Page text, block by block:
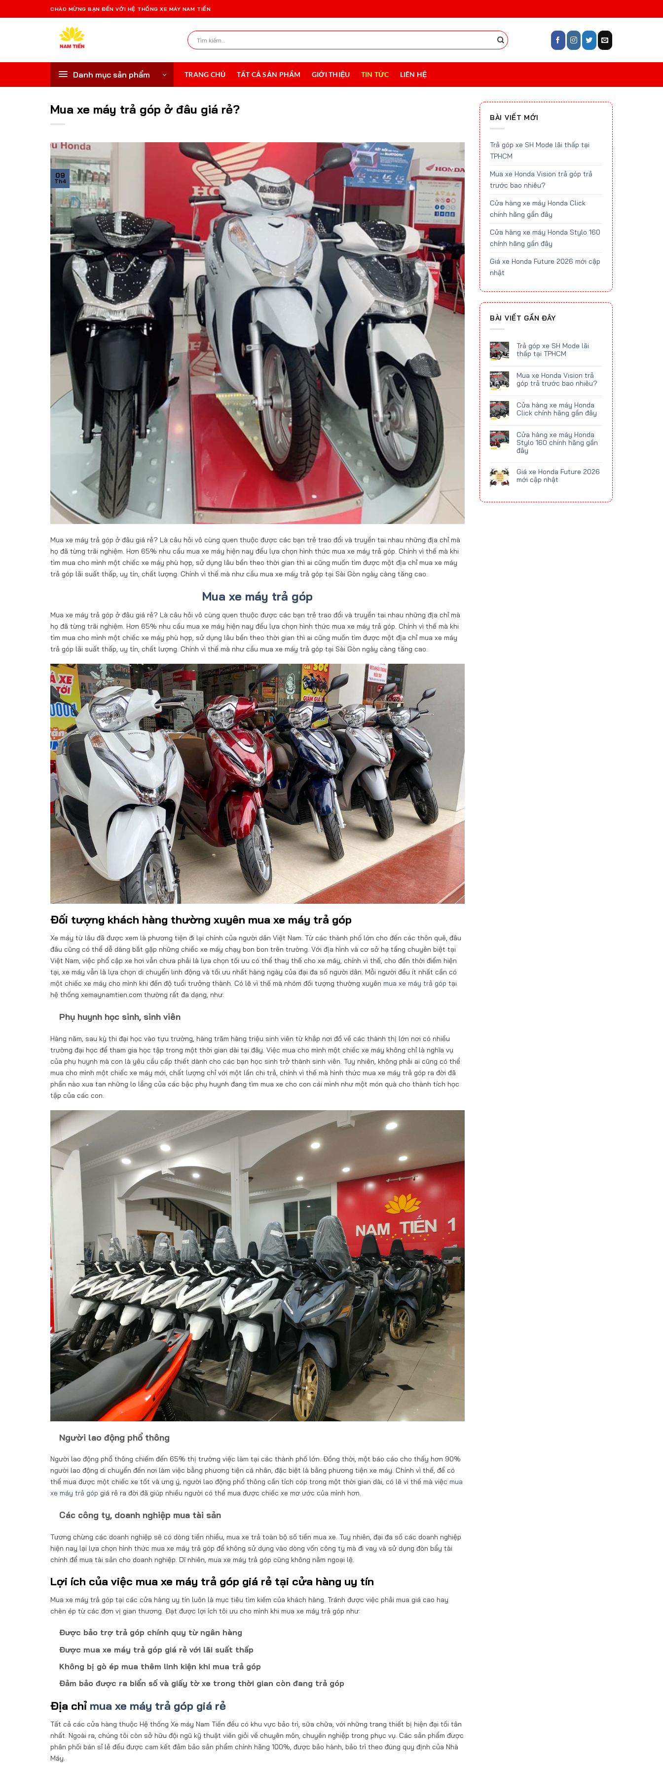
qua
CHÀO MỪNG BẠN ĐẾN VỚI HỆ THỐNG XE MÁY NAM TIẾN
Tìm
kiếm:
Danh mục sản phẩm TRANG CHỦ TẤT CẢ SẢN PHẨM GIỚI THIỆU TIN TỨC LIÊN HỆ
Mua xe máy trả góp ở đâu giá rẻ?
09
Th4
Mua xe máy trả góp ở đâu giá rẻ? Là câu hỏi vô cùng quen thuộc được các bạn trẻ trao đổi và truyền tai nhau những địa chỉ mà
họ đã từng trãi nghiệm. Hơn 65% nhu cầu mua xe máy hiện nay đều lựa chọn hình thức mua xe máy trả góp. Chính vì thế mà khi
tìm mua cho mình một chiếc xe máy phù hợp, sử dụng lâu bền theo thời gian thì ai cũng muốn tìm được một địa chỉ mua xe máy
trả góp lãi suất thấp, uy tín, chất lượng. Chính vì thế mà như cầu mua xe máy trả góp tại Sài Gòn ngày càng tăng cao.
Mua xe máy trả góp
Mua xe máy trả góp ở đâu giá rẻ? Là câu hỏi vô cùng quen thuộc được các bạn trẻ trao đổi và truyền tai nhau những địa chỉ mà
họ đã từng trãi nghiệm. Hơn 65% nhu cầu mua xe máy hiện nay đều lựa chọn hình thức mua xe máy trả góp. Chính vì thế mà khi
tìm mua cho mình một chiếc xe máy phù hợp, sử dụng lâu bền theo thời gian thì ai cũng muốn tìm được một địa chỉ mua xe máy
trả góp lãi suất thấp, uy tín, chất lượng. Chính vì thế mà như cầu mua xe máy trả góp tại Sài Gòn ngày càng tăng cao.
Đối tượng khách hàng thường xuyên mua xe máy trả góp
Xe máy từ lâu đã được xem là phương tiện đi lại chính của người dân Việt Nam. Từ các thành phố lớn cho đến các thôn quê, đâu
đâu cũng có thể dễ dàng bắt gặp những chiếc xe máy chạy bon bon trên trường. Với địa hình và cơ sở hạ tầng chuyên biệt tại
Việt Nam, việc phổ cập xe hơi vẫn chưa phải là lựa chọn tối ưu có thể thay thế cho xe máy, chính vì thế, cho đến thời điểm hiện
tại, xe máy vẫn là lựa chọn di chuyển linh động và tối ưu nhất hàng ngày của đại đa số người dân. Mỗi người đều ít nhất cần có
một chiếc xe máy cho mình khi đến độ tuổi trưởng thành. Có lẽ vì thế mà nhóm đối tượng thường xuyên mua xe máy trả góp tại
hệ thống xemaynamtien.com thường rất đa dạng, như:
Phụ huynh học sinh, sinh viên
Hàng năm, sau kỳ thi đại học vào tựu trường, hàng trăm hàng triệu sinh viên từ khắp nơi đồ về các thành thị lớn nơi có nhiều
trường đại học để tham gia học tập trong một thời gian dài tại đây. Việc mua cho mình một chiếc xe máy không chỉ là nghĩa vụ
của phụ huynh mà con là yêu cầu cấp thiết dành cho các bạn học sinh trở thành sinh viên. Tuy nhiên, không phải ai cũng có thể
mua cho mình một chiếc xe máy mới, chất lượng chỉ với một lần chi trả, chính vì thế mà hình thức mua xe máy trả góp ra đời đã
phần nào xua tan những lo lắng của các bậc phụ huynh đang tìm mua xe cho con cái mình như một món quà cho thành tích học
tập của các con.
Người lao động phổ thông
Người lao động phổ thông chiếm đến 65% thị trường việc làm tại các thành phố lớn. Đồng thời, một báo cáo cho thấy hơn 90%
người lao động di chuyển đến nơi làm việc bằng phương tiện cá nhân, đặc biệt là bằng phương tiện xe máy. Chính vì thế, để có
thể mua được một chiếc xe tốt và ưng ý, người lao động phổ thông cần tích cóp trong một thời gian dài, có lẽ vì thế mà việc mua
xe máy trả góp giá rẻ ra đời đã giúp nhiều người có thể mua được chiếc xe mơ ước của mình hơn.
Các công ty, doanh nghiệp mua tài sản
Tương chừng các doanh nghiệp sẽ có dòng tiền nhiều, mua xe trả toàn bộ số tiền mua xe. Tuy nhiên, đại đa số các doanh nghiệp
hiện nay lại lựa chọn hình thức mua xe máy trả góp để không sử dụng vào dòng vốn công ty mà đi vay và sử dụng đòn bẩy tài
chính để mua tài sản cho doanh nghiệp. Dĩ nhiên, mua xe máy trả góp cũng không nằm ngoại lệ.
Lợi ích của việc mua xe máy trả góp giá rẻ tại cửa hàng uy tín
Mua xe máy trả góp tại các cửa hàng uy tín luôn là mục tiêu tìm kiếm của khách hàng. Tránh được việc phải mua giá cao hay
chèn ép từ các đơn vị gian thương. Đạt được lợi ích tôi ưu cho mình khi mua xe máy trả góp như:
Được bảo trợ trả góp chính quy từ ngân hàng
Được mua xe máy trả góp giá rẻ với lãi suất thấp
Không bị gò ép mua thêm linh kiện khi mua trả góp
Đảm bảo được ra biển số và giấy tờ xe trong thời gian còn đang trả góp
Địa chỉ mua xe máy trả góp giá rẻ
Tất cả các cửa hàng thuộc Hệ thống Xe máy Nam Tiến đều có khu vực bảo trì, sữa chữa, với những trang thiết bị hiện đại tối tân
nhất. Ngoài ra, chúng tôi còn sở hữu đội ngũ kỹ thuật viên giỏi về chuyên môn, chuyên nghiệp trong phục vụ. Các sản phẩm được
phân phối bán sỉ lẻ đều được cam kết đảm bảo sản phẩm chính hãng 100%, được bảo hành, bảo trì theo đúng quy định của Nhà
Máy.
BÀI VIẾT MỚI
Trả góp xe SH Mode lãi thấp tại
TPHCM
Mua xe Honda Vision trả góp trả
trước bao nhiêu?
Cửa hàng xe máy Honda Click
chính hãng gần đây
Cửa hàng xe máy Honda Stylo 160
chính hãng gần đây
Giá xe Honda Future 2026 mới cập
nhật
BÀI VIẾT GẦN ĐÂY
Trả góp xe SH Mode lãi
thấp tại TPHCM
Mua xe Honda Vision trả
góp trả trước bao nhiêu?
Cửa hàng xe máy Honda
Click chính hãng gần đây
Cửa hàng xe máy Honda
Stylo 160 chính hãng gần
đây
Giá xe Honda Future 2026
mới cập nhật